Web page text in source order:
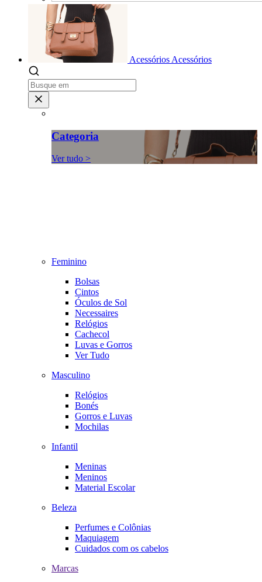
Acessórios Acessórios
Categoria
Ver tudo >
Feminino
Bolsas
Cintos
Óculos de Sol
Necessaires
Relógios
Cachecol
Luvas e Gorros
Ver Tudo
Masculino
Relógios
Bonés
Gorros e Luvas
Mochilas
Infantil
Meninas
Meninos
Material Escolar
Beleza
Perfumes e Colônias
Maquiagem
Cuidados com os cabelos
Marcas